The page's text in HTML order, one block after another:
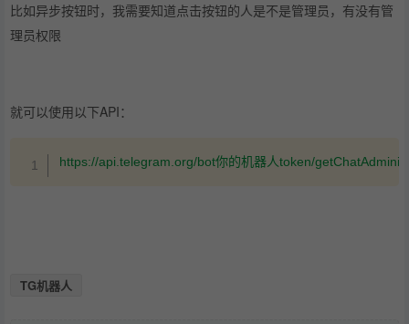
比如异步按钮时，我需要知道点击按钮的人是不是管理员，有没有管
理员权限
就可以使用以下API：
https://api.telegram.org/bot你的机器人token/
TG机器人